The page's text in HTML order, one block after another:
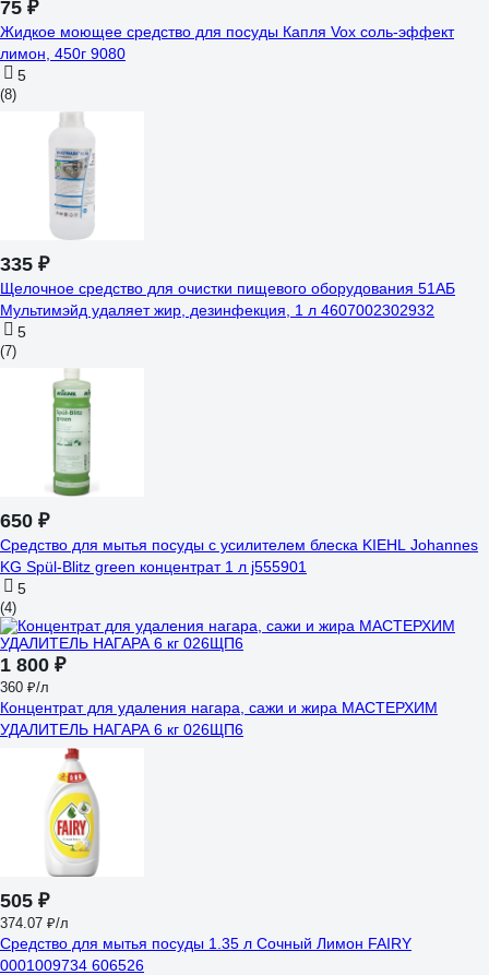
75 ₽
Жидкое моющее средство для посуды Капля Vox соль-эффект
лимон, 450г 9080
5
(8)
335 ₽
Щелочное средство для очистки пищевого оборудования 51АБ
Мультимэйд удаляет жир, дезинфекция, 1 л 4607002302932
5
(7)
650 ₽
Средство для мытья посуды с усилителем блеска KIEHL Johannes
KG Spül-Blitz green концентрат 1 л j555901
5
(4)
1 800 ₽
360 ₽/л
Концентрат для удаления нагара, сажи и жира МАСТЕРХИМ
УДАЛИТЕЛЬ НАГАРА 6 кг 026ЩП6
505 ₽
374.07 ₽/л
Средство для мытья посуды 1.35 л Сочный Лимон FAIRY
0001009734 606526